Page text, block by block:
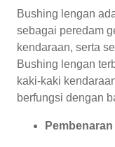
Bushing lengan
sebagai peredam
kendaraan, serta
Bushing lengan
kaki-kaki
berfungsi dengan